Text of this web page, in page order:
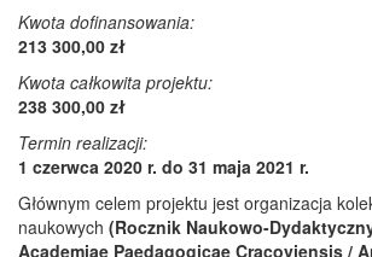
Kwota dofinansowania:
213 300,00 zł
Kwota całkowita projektu:
238 300,00 zł
Termin realizacji:
1 czerwca 2020 r. do 31 maja 2021 r.
Głównym celem projektu jest organizacja
naukowych (Rocznik Naukowo-
Academiae Paedagogicae Cracoviensis /